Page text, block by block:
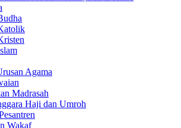
Agama
Madrasah
Haji dan Umroh
Wakaf